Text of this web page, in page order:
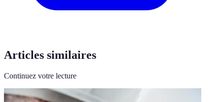
Articles similaires
Continuez votre lecture